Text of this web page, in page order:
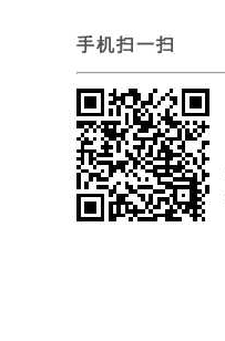
手机扫一扫